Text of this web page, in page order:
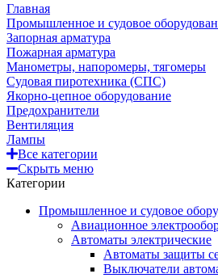
Главная
Промышленное и судовое
Запорная арматура
Пожарная арматура
Манометры, напоромеры, тягомеры
Судовая пиротехника (СПС)
Якорно-цепное оборудование
Предохранители
Вентиляция
Лампы
Все категории
Скрыть меню
Категории
Промышленное и судовое
Авиационное
Автоматы электрические
Автоматы защиты
Выключатели